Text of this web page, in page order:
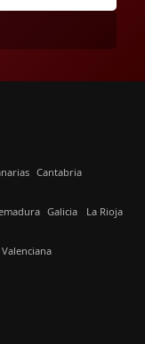
Cantabria
Galicia La Rioja